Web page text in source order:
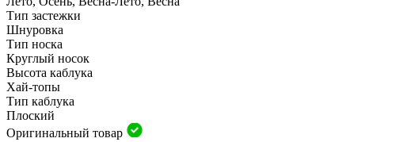
Тип застежки
Шнуровка
Тип носка
Круглый носок
Высота каблука
Хай-топы
Тип каблука
Плоский
Оригинальный товар